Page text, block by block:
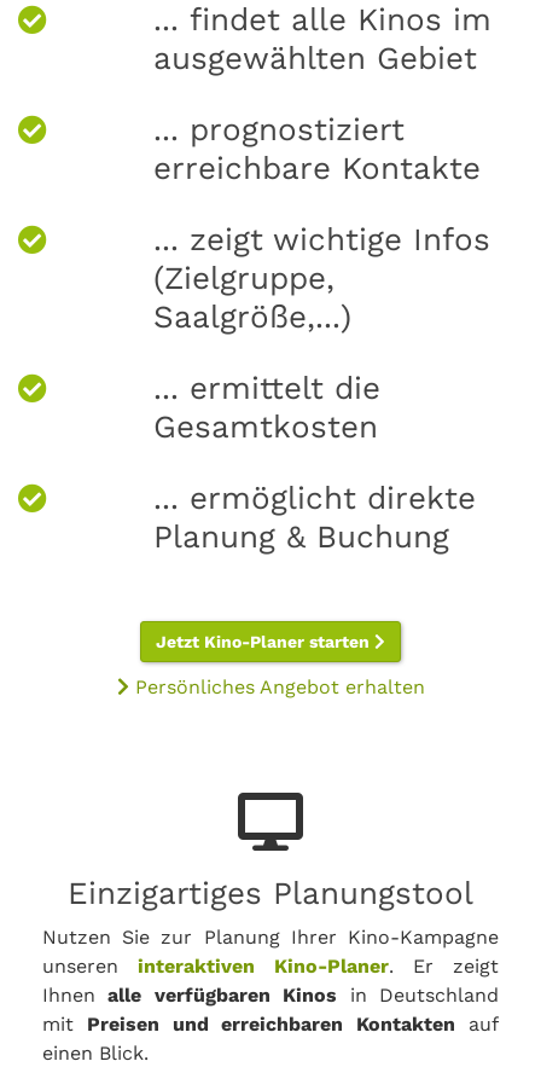
... findet alle Kinos im
ausgewählten Gebiet
... prognostiziert
erreichbare Kontakte
... zeigt wichtige Infos
(Zielgruppe,
Saalgröße,...)
... ermittelt die
Gesamtkosten
... ermöglicht direkte
Planung & Buchung
Jetzt Kino-Planer starten
Persönliches Angebot erhalten
Einzigartiges Planungstool
Nutzen Sie zur Planung Ihrer Kino-Kampagne
unseren interaktiven Kino-Planer. Er zeigt
Ihnenalle verfügbaren Kinos in Deutschland
mit Preisen und erreichbaren Kontakten auf
einen Blick.